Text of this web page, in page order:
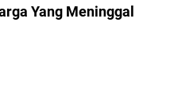
Yang Meninggal